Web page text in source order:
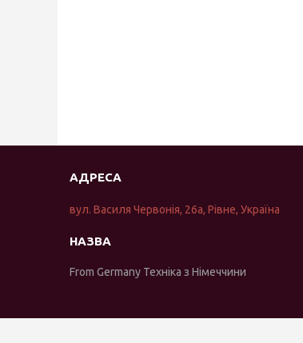
вул. Василя Червонія, 26а, Рівне, Україна
From Germany Техніка з Німеччини